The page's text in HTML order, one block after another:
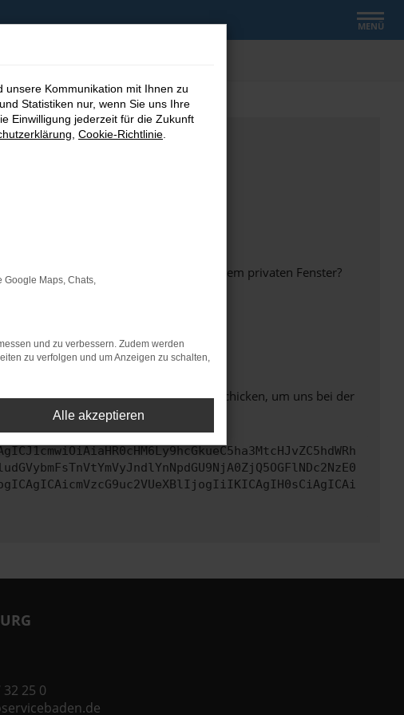
MENÜ
in einem anderen Browser oder in einem privaten Fenster?
nicht mehr unterstützt werden.
beheben. Du kannst uns diesen Text schicken, um uns bei der
32 25 0
Kommunikation mit Ihnen zu
Statistiken nur, wenn Sie uns Ihre
Einwilligung jederzeit für die Zukunft
Cookie-Richtlinie
Google Maps, Chats,
und zu verbessern. Zudem werden
zu verfolgen und um Anzeigen zu schalten,
Alle akzeptieren